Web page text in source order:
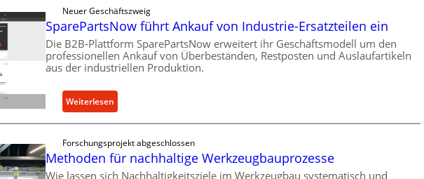
s
c
h
u
t
ü
r
i
n
d
o
e
n
t
w
c
k
l
t
X
Neuer Geschäftszweig
SparePartsNow führt Ankauf von Industrie-Ersatzteilen ein
Die B2B-Plattform SparePartsNow erweitert ihr Geschäftsmodell um den
professionellen Ankauf von Überbeständen, Restposten und Auslaufartikeln
aus der industriellen Produktion.
Weiterlesen:
S
a
r
e
Forschungsprojekt abgeschlossen
Methoden für nachhaltige Werkzeugbauprozesse
Wie lassen sich Nachhaltigkeitsziele im Werkzeugbau systematisch und